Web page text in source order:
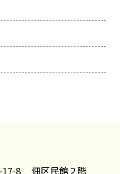
17-8 佃区民館２階